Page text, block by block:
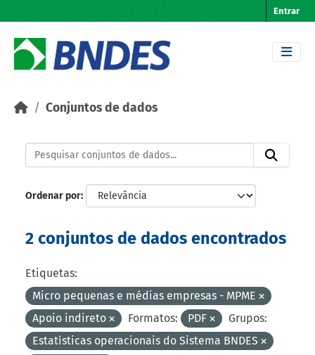
Entrar
Conjuntos de dados
Ordenar por
2 conjuntos de dados encontrados
Etiquetas:
Micro pequenas e médias empresas - MPME
Apoio indireto
Formatos: PDF
Grupos:
Estatísticas operacionais do Sistema BNDES